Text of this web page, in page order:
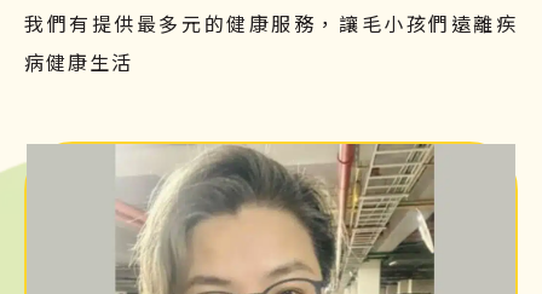
我們有提供最多元的健康服務，讓毛小孩們遠離疾
病健康生活